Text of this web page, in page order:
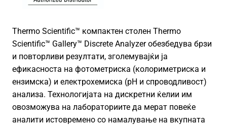
Thermo Scientific™ компактен столен Thermo
Scientific™ Gallery™ Discrete Analyzer обезбедува брзи
и повторливи резултати, зголемувајќи ја
ефикасноста на фотометриска (колориметриска и
ензимска) и електрохемиска (pH и спроводливост)
анализа. Технологијата на дискретни ќелии им
овозможува на лабораториите да мерат повеќе
аналити истовремено со намалување на вкупната